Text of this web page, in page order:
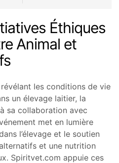
Éthiques
Animal et
révélant les conditions de vie
un élevage laitier, la
sa collaboration avec
met en lumière
l’élevage et le soutien
et une nutrition
Spiritvet.com appuie ces